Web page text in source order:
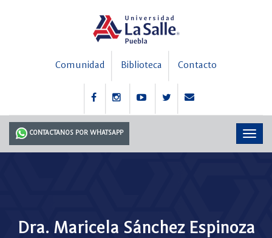
Comunidad Biblioteca Contacto
CONTACTANOS POR WHATSAPP
Dra. Maricela Sánchez Espinoza